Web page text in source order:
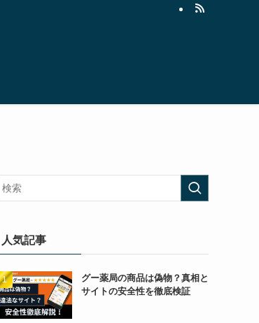
人気記事
グー薬局の商品は偽物？真相と
サイトの安全性を徹底検証